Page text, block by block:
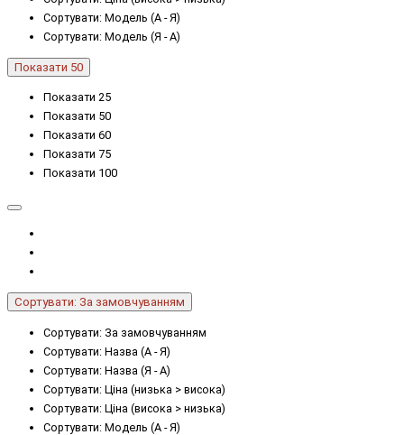
Сортувати: Модель (А - Я)
Сортувати: Модель (Я - А)
Показати 50
Показати 25
Показати 50
Показати 60
Показати 75
Показати 100
Сортувати: За замовчуванням
Сортувати: За замовчуванням
Сортувати: Назва (А - Я)
Сортувати: Назва (Я - А)
Сортувати: Ціна (низька > висока)
Сортувати: Ціна (висока > низька)
Сортувати: Модель (А - Я)